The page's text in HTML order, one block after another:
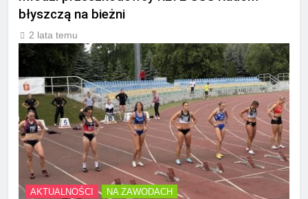
błyszczą na bieżni
2 lata temu
AKTUALNOŚCI NA ZAWODACH